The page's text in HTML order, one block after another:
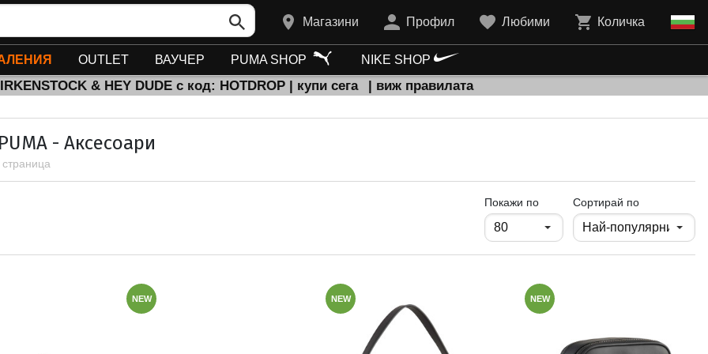
Магазини Профил Любими Количка
OUTLET ВАУЧЕР PUMA SHOP NIKE SHOP
& HEY DUDE с код: HOTDROP | купи сега | виж правилата
- Аксесоари
Покажи попродукти на страница
Сортирай по
NEW NEW NEW